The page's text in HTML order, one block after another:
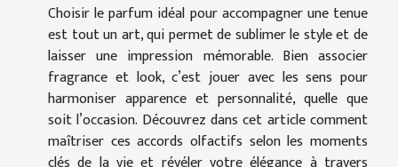
Choisir le parfum idéal pour accompagner une tenue
est tout un art, qui permet de sublimer le style et de
laisser une impression mémorable. Bien associer
fragrance et look, c’est jouer avec les sens pour
harmoniser apparence et personnalité, quelle que
soit l’occasion. Découvrez dans cet article comment
maîtriser ces accords olfactifs selon les moments